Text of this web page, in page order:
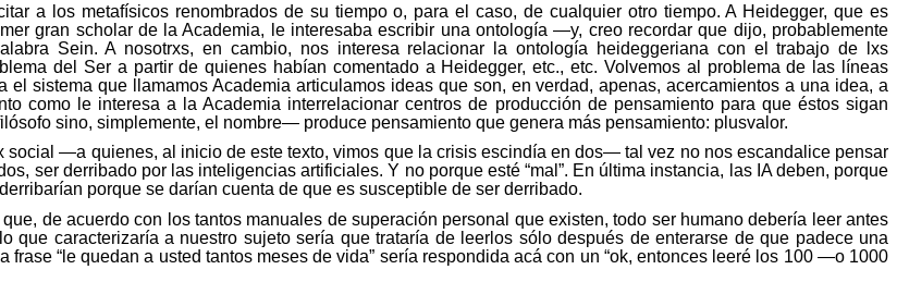
a los metafísicos renombrados de su tiempo o, para el caso, de cualquier otro tiempo. A Heidegger, que es
gran scholarde la Academia, le interesaba escribir una ontología —y, creo recordar que dijo, probablemente
Sein. A nosotrxs, en cambio, nos interesa relacionar la ontología heideggeriana con el trabajo de
lxs
del Ser a partir de quienes habían comentado a Heidegger, etc., etc. Volvemos al problema de las líneas
sistema que llamamos Academia articulamos ideas que son, en verdad, apenas, acercamientos a una idea, a
como le interesa a la Academia interrelacionar centros de producción de pensamiento para que éstos sigan
sino, simplemente, el nombre— produce pensamiento que genera más pensamiento: plusvalor.
social —a quienes, al inicio de este texto, vimos que la crisis escindía en dos— tal vez no nos escandalice pensar
ser derribado por las inteligencias artificiales. Y no porque esté “mal”. En última instancia, las IA deben, porque
porque se darían cuenta de que es susceptible de ser derribado.
de acuerdo con los tantos manuales de superación personal que existen, todo ser humano debería leer antes
caracterizaría a nuestro sujeto sería que trataría de leerlos sólo después de enterarse de que padece una
“le quedan a usted tantos meses de vida” sería respondida acá con un “ok, entonces leeré los 100 —o 1000